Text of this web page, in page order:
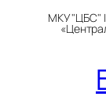
МКУ "ЦБС"